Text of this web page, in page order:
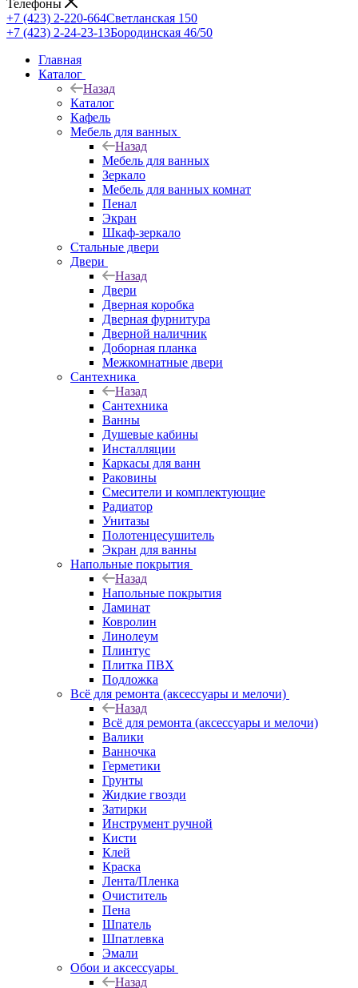
Телефоны
+7 (423) 2-220-664Светланская 150
+7 (423) 2-24-23-13Бородинская 46/50
Главная
Каталог
Назад
Каталог
Кафель
Мебель для ванных
Назад
Мебель для ванных
Зеркало
Мебель для ванных комнат
Пенал
Экран
Шкаф-зеркало
Стальные двери
Двери
Назад
Двери
Дверная коробка
Дверная фурнитура
Дверной наличник
Доборная планка
Межкомнатные двери
Сантехника
Назад
Сантехника
Ванны
Душевые кабины
Инсталляции
Каркасы для ванн
Раковины
Смесители и комплектующие
Радиатор
Унитазы
Полотенцесушитель
Экран для ванны
Напольные покрытия
Назад
Напольные покрытия
Ламинат
Ковролин
Линолеум
Плинтус
Плитка ПВХ
Подложка
Всё для ремонта (аксессуары и мелочи)
Назад
Всё для ремонта (аксессуары и мелочи)
Валики
Ванночка
Герметики
Грунты
Жидкие гвозди
Затирки
Инструмент ручной
Кисти
Клей
Краска
Лента/Пленка
Очиститель
Пена
Шпатель
Шпатлевка
Эмали
Обои и аксессуары
Назад